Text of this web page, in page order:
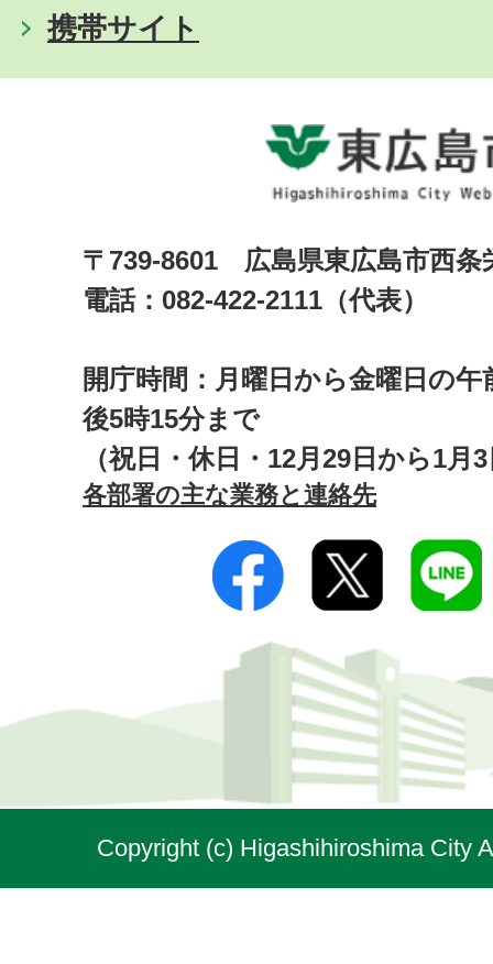
携帯サイト
〒739-8601 広島県東広島市西
電話：082-422-2111（代表）
開庁時間：月曜日から金曜日の午
後5時15分まで
（祝日・休日・12月29日から1月
各部署の主な業務と連絡先
Copyright (c) Higashihiroshima City